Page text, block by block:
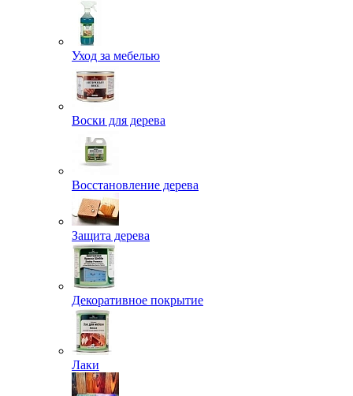
Уход за мебелью
Воски для дерева
Восстановление дерева
Защита дерева
Декоративное покрытие
Лаки